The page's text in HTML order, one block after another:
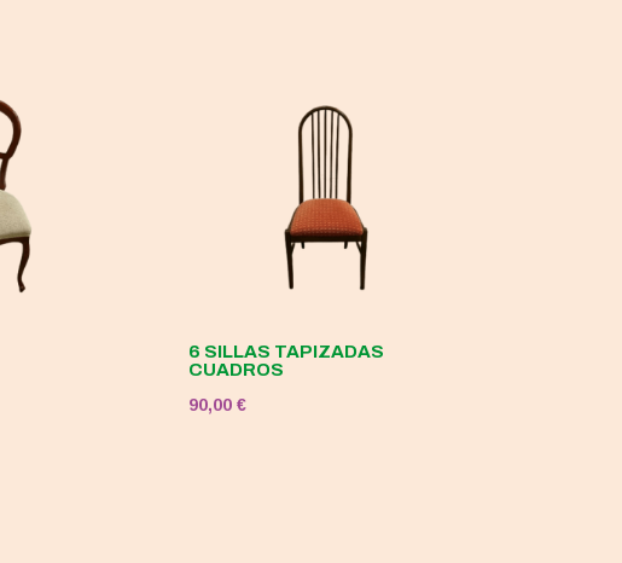
6 SILLAS TAPIZADAS
CUADROS
90,00€